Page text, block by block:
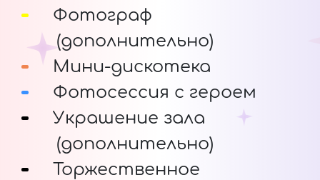
Фотограф
(дополнительно)
Мини-дискотека
Фотосессия с героем
Украшение зала
(дополнительно)
Торжественное